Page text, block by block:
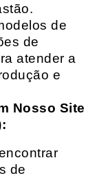
de
de
atender a
e
Nosso Site
de